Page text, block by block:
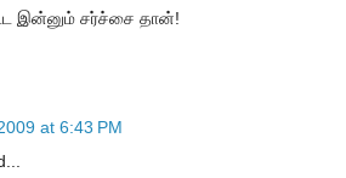
இன்னும் சர்ச்சை தான்!
at 6:43 PM